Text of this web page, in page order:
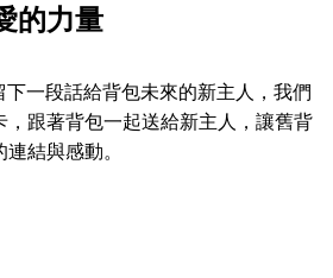
的力量
下一段話給背包未來的新主人，我們
，跟著背包一起送給新主人，讓舊背
結與感動。